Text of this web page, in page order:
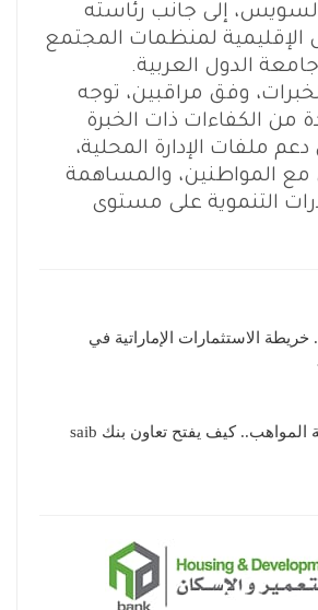
إلى جانب رئاسته
لمنظمات المجتمع
الدول العربية.
وفق مراقبين، توجه
من الكفاءات ذات الخبرة
ملفات الإدارة المحلية،
مع المواطنين، والمساهمة
التنموية على مستوى
خريطة الاستثمارات الإماراتية في
بين التمويل ورعاية المواهب.. كيف يفتح تعاون بنك saib